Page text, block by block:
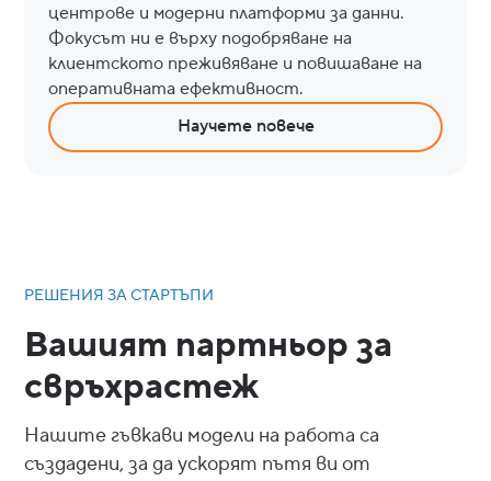
центрове и модерни платформи за данни.
Фокусът ни е върху подобряване на
клиентското преживяване и повишаване на
оперативната ефективност.
Научете повече
РЕШЕНИЯ ЗА СТАРТЪПИ
Вашият партньор за
свръхрастеж
Нашите гъвкави модели на работа са
създадени, за да ускорят пътя ви от